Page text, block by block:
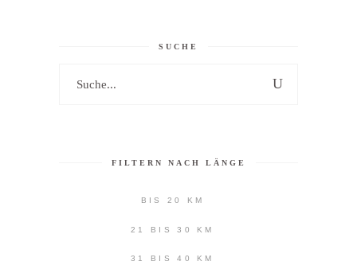
SUCHE
FILTERN NACH LÄNGE
BIS 20 KM
21 BIS 30 KM
31 BIS 40 KM